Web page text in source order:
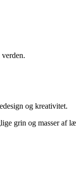
og kreativitet.
grin og masser af